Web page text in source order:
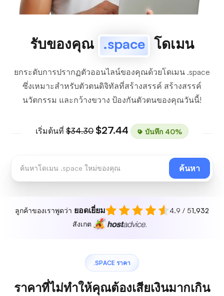
รับของคุณ .space โดเมน
ยกระดับการปรากฏตัวออนไลน์ของคุณด้วยโดเมน .space
ซึ่งเหมาะสำหรับตัวตนดิจิทัลที่สร้างสรรค์ สร้างสรรค์
นวัตกรรม และกว้างขวาง ป้องกันตัวตนของคุณวันนี้!
เริ่มต้นที่ $34.30 $27.44 บันทึก 40%
ค้นหา
ลูกค้าของเราพูดว่า ยอดเยี่ยม 4.9 / 51,932
สังเกต
.SPACE ราคา
ราคาที่ไม่ทำให้คุณต้องเสียเงินมากเกิน